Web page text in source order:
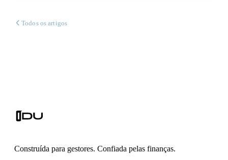
Todos os artigos
Construída para gestores. Confiada pelas finanças.